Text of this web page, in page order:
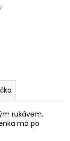
rukávem.
má po